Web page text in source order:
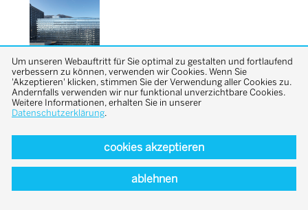
back to top
Um unseren Webauftritt für Sie optimal zu gestalten und fortlaufend
verbessern zu können, verwenden wir Cookies. Wenn Sie
'Akzeptieren' klicken, stimmen Sie der Verwendung aller Cookies zu.
Andernfalls verwenden wir nur funktional unverzichtbare Cookies.
Weitere Informationen, erhalten Sie in unserer
Datenschutzerklärung.
cookies akzeptieren
ablehnen